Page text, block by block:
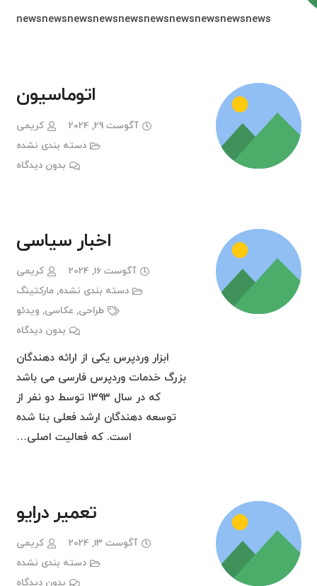
newsnewsnewsnewsnewsnewsnewsnewsnewsnews
اتوماسیون
آگوست 29, 2024
کریمی
دسته بندی نشده
بدون دیدگاه
اخبار سیاسی
آگوست 16, 2024
کریمی
دسته بندی نشده,مارکتینگ
طراحی, عکاسی, ویدئو
بدون دیدگاه
ابزار وردپرس یکی از ارائه دهندگان
بزرگ خدمات وردپرس فارسی می باشد
که در سال ۱۳۹۳ توسط دو نفر از
توسعه دهندگان ارشد فعلی بنا شده
است. که فعالیت اصلی…
تعمیر درایو
آگوست 13, 2024
کریمی
دسته بندی نشده
بدون دیدگاه